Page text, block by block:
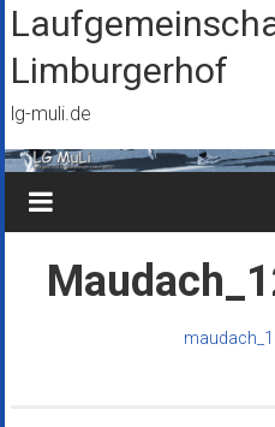
Zum
Inhalt
springen
Limburgerhof
lg-muli.de